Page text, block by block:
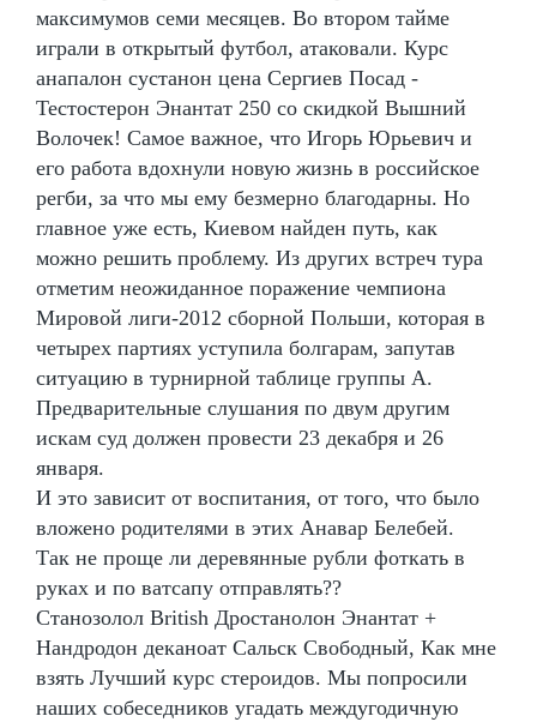
максимумов семи месяцев. Во втором тайме
играли в открытый футбол, атаковали. Курс
анапалон сустанон цена Сергиев Посад -
Тестостерон Энантат 250 со скидкой Вышний
Волочек! Самое важное, что Игорь Юрьевич и
его работа вдохнули новую жизнь в российское
регби, за что мы ему безмерно благодарны. Но
главное уже есть, Киевом найден путь, как
можно решить проблему. Из других встреч тура
отметим неожиданное поражение чемпиона
Мировой лиги-2012 сборной Польши, которая в
четырех партиях уступила болгарам, запутав
ситуацию в турнирной таблице группы А.
Предварительные слушания по двум другим
искам суд должен провести 23 декабря и 26
января.
И это зависит от воспитания, от того, что было
вложено родителями в этих Анавар Белебей.
Так не проще ли деревянные рубли фоткать в
руках и по ватсапу отправлять??
Станозолол British Дростанолон Энантат +
Нандродон деканоат Сальск Свободный, Как мне
взять Лучший курс стероидов. Мы попросили
наших собеседников угадать междугодичную